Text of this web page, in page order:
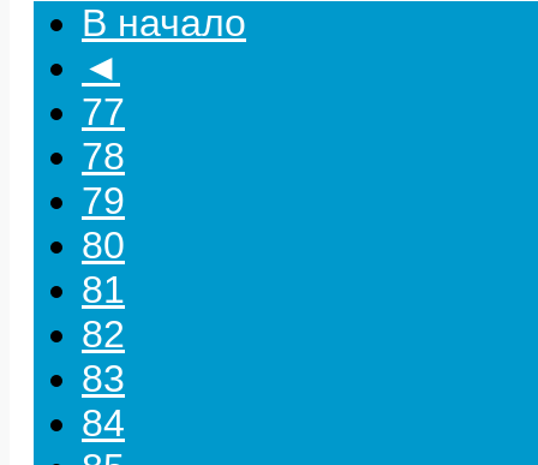
В начало
◄
77
78
79
80
81
82
83
84